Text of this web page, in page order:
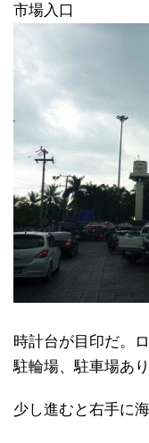
市場入口
時計台が目印だ。
駐輪場、駐車場あ
少し進むと右手に